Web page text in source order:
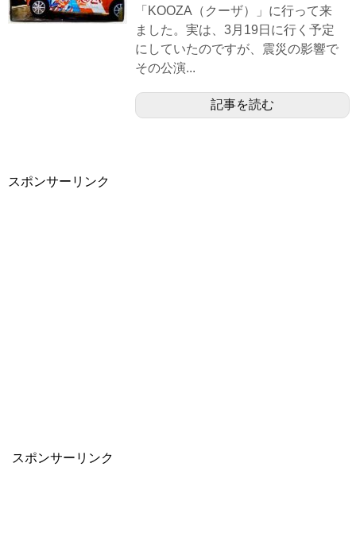
「KOOZA（クーザ）」に行って来
ました。実は、3月19日に行く予定
にしていたのですが、震災の影響で
その公演...
記事を読む
スポンサーリンク
スポンサーリンク